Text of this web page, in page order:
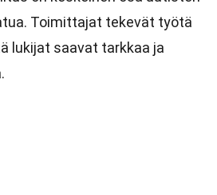
Toimittajat tekevät työtä
lukijat saavat tarkkaa ja